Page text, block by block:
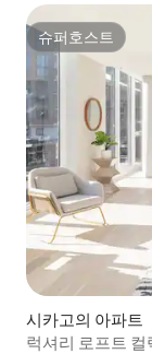
슈퍼호스트
슈퍼호스트
시카고의 아파트
럭셔리 로프트 컬